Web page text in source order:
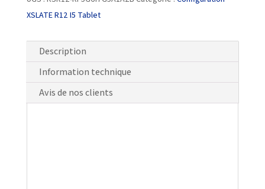
XSLATE R12 I5 Tablet
Description
Information technique
Avis de nos clients